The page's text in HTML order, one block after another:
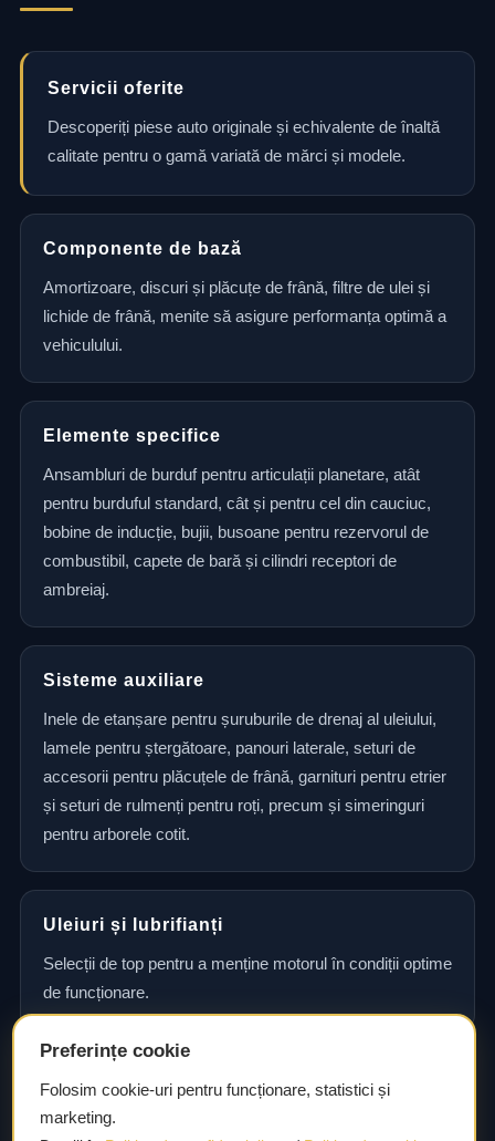
Servicii oferite
Descoperiți piese auto originale și echivalente de înaltă
calitate pentru o gamă variată de mărci și modele.
Componente de bază
Amortizoare, discuri și plăcuțe de frână, filtre de ulei și
lichide de frână, menite să asigure performanța optimă a
vehiculului.
Elemente specifice
Ansambluri de burduf pentru articulații planetare, atât
pentru burduful standard, cât și pentru cel din cauciuc,
bobine de inducție, bujii, busoane pentru rezervorul de
combustibil, capete de bară și cilindri receptori de
ambreiaj.
Sisteme auxiliare
Inele de etanșare pentru șuruburile de drenaj al uleiului,
lamele pentru ștergătoare, panouri laterale, seturi de
accesorii pentru plăcuțele de frână, garnituri pentru etrier
și seturi de rulmenți pentru roți, precum și simeringuri
pentru arborele cotit.
Uleiuri și lubrifianți
Selecții de top pentru a menține motorul în condiții optime
de funcționare.
Consultanță și asistență tehnică
Consultanță și asistență tehnică pentru alegerea pieselor
Preferințe cookie
Folosim cookie-uri pentru funcționare, statistici și
marketing.